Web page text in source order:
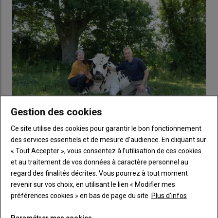
« La mortalité chez les bovins adultes semble limitée à l’échelle
collective mais certains élevages ont subi des mortalités non
négligeables »,souligne GDS France. Qui ajoute :« S’agissant
d’une enquête descriptive, l’ensemble des morts et avortements
observés lors de cette enquête ne peuvent pas être tous
rattachés à la FCO sans étude complémentaire ».
Le rapport précise aussi que lavaccination
partielle ou
FCO 3 : un peu moins de la moitié des
élevages ont observé au moins un
avortement
L’enquête repose sur les témoignages de 168 élevages de huit
départements : Aisne, Eure, Nord, Oise, Pas- de-Calais, Seine-
Maritime, Deux-Sèvres, Somme. Les résultats d’impact
Élevage laitier bio : « Nous vivons à deux avec 200 000
litres de lait bio », en Mayenne
18 juillet 2026
Mickaël et Élisabeth Lepage, éleveurs en Mayenne, vivent avec
à peine 200 000 litres de lait biologique vendus. Grâce à…
Gestion des cookies
Ce site utilise des cookies pour garantir le bon fonctionnement
des services essentiels et de mesure d’audience. En cliquant sur
« Tout Accepter », vous consentez à l’utilisation de ces cookies
et au traitement de vos données à caractère personnel au
regard des finalités décrites. Vous pourrez à tout moment
revenir sur vos choix, en utilisant le lien « Modifier mes
préférences cookies » en bas de page du site. Plus d'infos